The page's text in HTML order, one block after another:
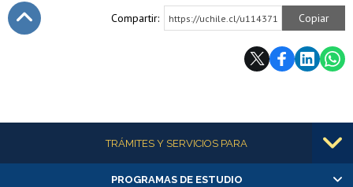
Compartir: https://uchile.cl/u114371 Copiar
Más informaciónTRÁMITES Y SERVICIOS PARA
PROGRAMAS DE ESTUDIO